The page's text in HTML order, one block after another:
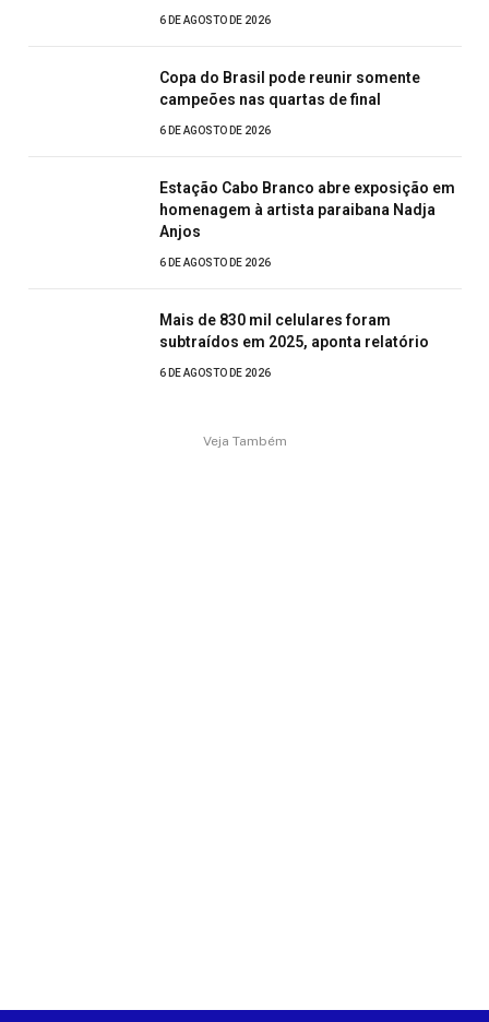
6 DE AGOSTO DE 2026
Copa do Brasil pode reunir somente
campeões nas quartas de final
6 DE AGOSTO DE 2026
Estação Cabo Branco abre exposição em
homenagem à artista paraibana Nadja
Anjos
6 DE AGOSTO DE 2026
Mais de 830 mil celulares foram
subtraídos em 2025, aponta relatório
6 DE AGOSTO DE 2026
Veja Também